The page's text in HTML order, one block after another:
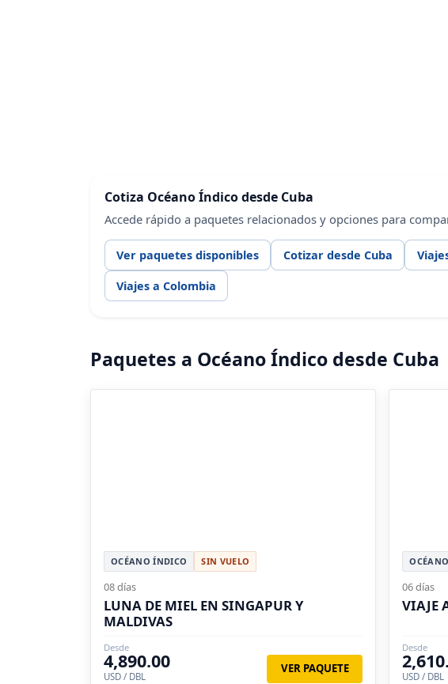
Cotiza Océano Índico desde Cuba
Accede rápido a paquetes relacionados y opciones para
Ver paquetes disponibles Cotizar desde Cuba
Viajes a Colombia
Paquetes a Océano Índico desde Cuba
OCÉANO ÍNDICO SIN VUELO
08 días
LUNA DE MIEL EN SINGAPUR Y
MALDIVAS
Desde
4,890.00
USD / DBL
VER PAQUETE
06 días
VIAJE
Desde
USD / DBL